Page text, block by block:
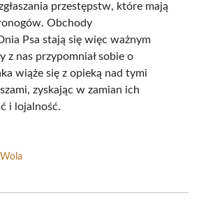
przestępstw, które mają
Obchody
Psa stają się więc ważnym
z nas przypomniał sobie o
wiąże się z opieką nad tymi
zyskając w zamian ich
i lojalność.